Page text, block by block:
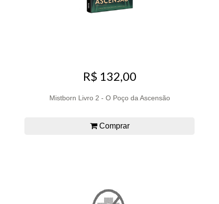
R$ 132,00
Mistborn Livro 2 - O Poço da Ascensão
Comprar